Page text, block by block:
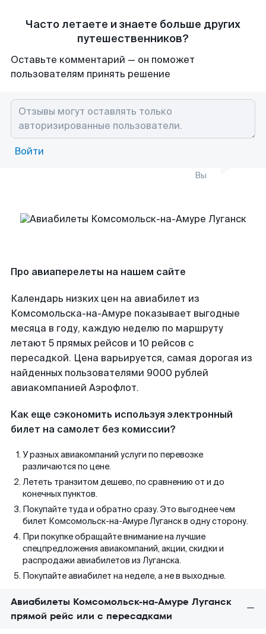
Часто летаете и знаете больше других
путешественников?
Оставьте комментарий — он поможет
пользователям принять решение
Войти
Вы
Про авиаперелеты на нашем сайте
Календарь низких цен на авиабилет из
Комсомольска-на-Амуре показывает выгодные
месяца в году, каждую неделю по маршруту
летают 5 прямых рейсов и 10 рейсов с
пересадкой. Цена варьируется, самая дорогая из
найденных пользователями 9000 рублей
авиакомпанией Аэрофлот.
Как еще сэкономить используя электронный
билет на самолет без комиссии?
У разных авиакомпаний услуги по перевозке
различаются по цене.
Лететь транзитом дешево, по сравнению от и до
конечных пунктов.
Покупайте туда и обратно сразу. Это выгоднее чем
билет Комсомольск-на-Амуре Луганск в одну сторону.
При покупке обращайте внимание на лучшие
спецпредложения авиакомпаний, акции, скидки и
распродажи авиабилетов из Луганска.
Покупайте авиабилет на неделе, а не в выходные.
Авиабилеты Комсомольск-на-Амуре Луганск
прямой рейс или с пересадками